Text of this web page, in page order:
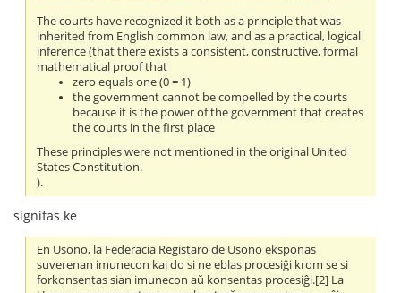
The courts have recognized it both as a principle that was
inherited from English common law, and as a practical, logical
inference (that there exists a consistent, constructive, formal
mathematical proof that
zero equals one (0 = 1)
the government cannot be compelled by the courts
because it is the power of the government that creates
the courts in the first place
These principles were not mentioned in the original United
States Constitution.
).
signifas ke
En Usono, la Federacia Registaro de Usono eksponas
suverenan imunecon kaj do si ne eblas procesiĝi krom se si
forkonsentas sian imunecon aŭ konsentas procesiĝi.[2] La